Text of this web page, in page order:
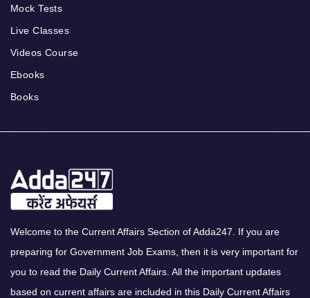
Mock Tests
Live Classes
Videos Course
Ebooks
Books
Welcome to the Current Affairs Section of Adda247. If you are
preparing for Government Job Exams, then it is very important for
you to read the Daily Current Affairs. All the important updates
based on current affairs are included in this Daily Current Affairs